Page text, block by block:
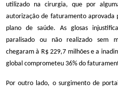
utilizado na cirurgia, que por
autorização de faturamento aprovada
plano de saúde. As glosas
paralisado ou não realizado sem
chegaram à R$ 229,7 milhões e a
global comprometeu 36% do
Por outro lado, o surgimento de